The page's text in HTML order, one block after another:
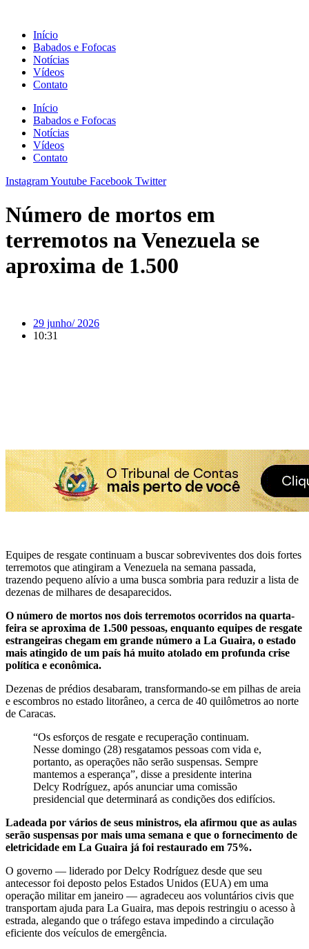
conteúdo
Início
Babados e Fofocas
Notícias
Vídeos
Contato
Início
Babados e Fofocas
Notícias
Vídeos
Contato
InstagramYoutube Facebook Twitter
Número de mortos em
terremotos na Venezuela se
aproxima de 1.500
29 junho/ 2026
10:31
Equipes de resgate continuam a buscar sobreviventes dos dois fortes
terremotos que atingiram a Venezuela na semana passada,
trazendo pequeno alívio a uma busca sombria para reduzir a lista de
dezenas de milhares de desaparecidos.
O número de mortos nos dois terremotos ocorridos na quarta-
feira se aproxima de 1.500 pessoas, enquanto equipes de resgate
estrangeiras chegam em grande número a La Guaira, o estado
mais atingido de um país há muito atolado em profunda crise
política e econômica.
Dezenas de prédios desabaram, transformando-se em pilhas de areia
e escombros no estado litorâneo, a cerca de 40 quilômetros ao norte
de Caracas.
“Os esforços de resgate e recuperação continuam.
Nesse domingo (28) resgatamos pessoas com vida e,
portanto, as operações não serão suspensas. Sempre
mantemos a esperança”, disse a presidente interina
Delcy Rodríguez, após anunciar uma comissão
presidencial que determinará as condições dos edifícios.
Ladeada por vários de seus ministros, ela afirmou que as aulas
serão suspensas por mais uma semana e que o fornecimento de
eletricidade em La Guaira já foi restaurado em 75%.
O governo — liderado por Delcy Rodríguez desde que seu
antecessor foi deposto pelos Estados Unidos (EUA) em uma
operação militar em janeiro — agradeceu aos voluntários civis que
transportam ajuda para La Guaira, mas depois restringiu o acesso à
estrada, alegando que o tráfego estava impedindo a circulação
eficiente dos veículos de emergência.